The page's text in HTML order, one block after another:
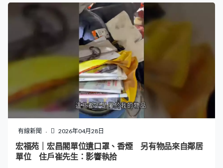
化的能源格局，當中包括加快投資國內能源生產，退出後
將根據市場狀況，以漸進和審慎方式增產。阿聯酋能源大
臣表示因應霍爾木茲海峽局勢，全球石油戰略儲備大跌，
現在退出OPEC屬正確時機，今後將有更多彈性應對全球對
石油產品的需求，又稱退出前未有與沙特阿拉伯商討。 阿
聯酋自1967年加入以沙特為首的OPEC，是組織內僅次於
沙特和伊拉克的第三大產油國。阿聯酋退出後，組織將只
有個11個成員國。OPEC過往透過集體增產或減產影響價
格，阿聯酋近年來已就產量配額太低表達不滿，認為無法
自由地出售石油。早前除了受到另一OPEC成員伊朗以導彈
和無人機空襲外，亦因伊朗封鎖霍爾木茲海峽，令阿聯酋
出口石油的能力嚴重受限制，動搖國家的經濟根基。 有能
源專家的分析指出，阿聯酋退出可被視為OPEC開始步向終
有線新聞 2026年04月28日
宏福苑｜宏昌閣單位遺口罩、香煙 另有物品來自鄰居
單位 住戶崔先生：影響執拾